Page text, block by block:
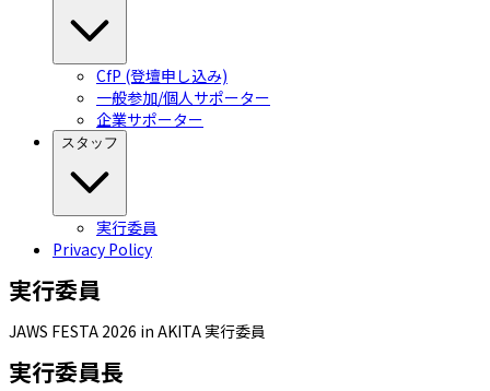
CfP (登壇申し込み)
一般参加/個人サポーター
企業サポーター
スタッフ
実行委員
Privacy Policy
実行委員
JAWS FESTA 2026 in AKITA 実行委員
実行委員長